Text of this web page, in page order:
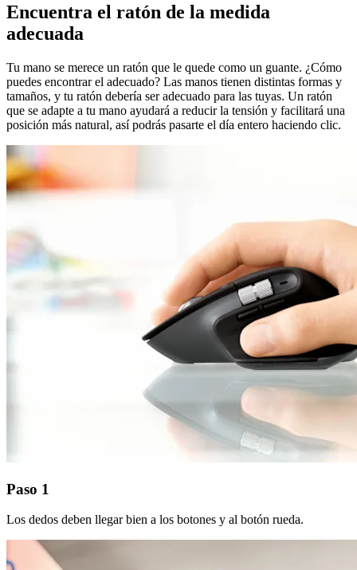
Encuentra el ratón de la medida
adecuada
Tu mano se merece un ratón que le quede como un guante. ¿Cómo
puedes encontrar el adecuado? Las manos tienen distintas formas y
tamaños, y tu ratón debería ser adecuado para las tuyas. Un ratón
que se adapte a tu mano ayudará a reducir la tensión y facilitará una
posición más natural, así podrás pasarte el día entero haciendo clic.
Paso 1
Los dedos deben llegar bien a los botones y al botón rueda.